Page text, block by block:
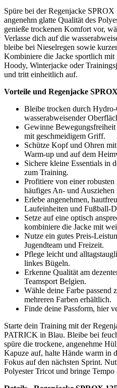
Jugendteam und Freizeit.
Pflege leicht und
linkes Bügeln.
Erkenne Qualität am
Teamsport Belgien.
Wähle deine Farbe passend
mehreren Farben erhältlich.
Finde deine Passform, hier
Starte dein Training mit der
spüre die trockene, angenehme
Kapuze auf, halte Hände warm in
Fokus auf den nächsten Sprint.
Polyester Tricot und bringe Tempo
Details - Regenjacke SPROX
Teamsport Belgien:
Kategorie: Sport-
Einsatz: Training und
Platz
Material: 100% Polyester
Ausrüstung: Hydro-Off,
Verschluss: durchgehender,
Taschen: seitliche
Kapuze: integriert
Passform: sportlich bequem
Größen: verfügbar in S
Farben: in mehreren Farben
Branding: Emblem und Logo
Kollektion: SPROX,
Winterjacke, Hoody,
Pflege: 30 Grad waschen,
Unterschied von Polyester
Polyester Tricot trocknet zügig,
vielen Waschgängen angenehm
Regen schnell voll und fühlt sich